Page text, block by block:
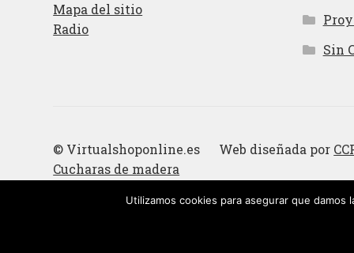
Mapa del sitio
Radio
Sin
© Virtualshoponline.es Web diseñada por
Cucharas de madera
Utilizamos cookies para asegurar que